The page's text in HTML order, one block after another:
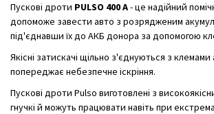
Пускові дроти PULSO 400 А- це надійний
допоможе завести авто з розрядженим
під'єднавши їх до АКБ донора за допомогою
Якісні затискачі щільно з'єднуються з
попереджає небезпечне іскріння.
Пускові дроти Pulso виготовлені з
гнучкі й можуть працювати навіть при